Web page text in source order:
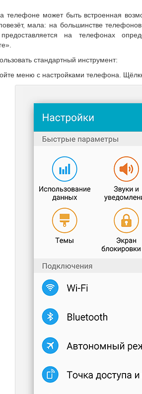
телефоне может быть встроенная
мала: на большинстве
на телефонах
стандартный инструмент:
меню с настройками телефона.